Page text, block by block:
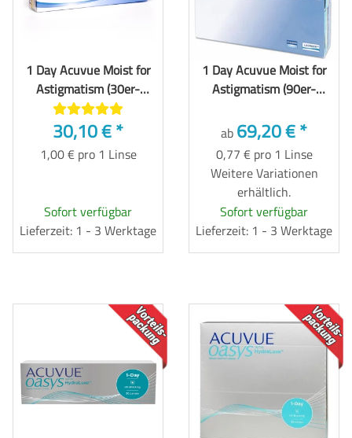
1 Day Acuvue Moist for
Astigmatism (30er-
Packung)
30,10 €*
1,00 € pro 1 Linse
Sofort verfügbar
Lieferzeit: 1 - 3 Werktage
1 Day Acuvue Moist for
Astigmatism (90er-
ab 69,20 €*
0,77 € pro 1 Linse
Weitere Variationen
erhältlich.
Sofort verfügbar
Lieferzeit: 1 - 3 Werktage
TOP TOP